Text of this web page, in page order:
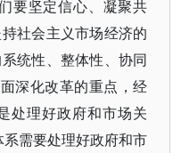
要坚定信心、凝聚共
社会主义市场经济的
统性、整体性、协同
深化改革的重点，经
处理好政府和市场关
需要处理好政府和市